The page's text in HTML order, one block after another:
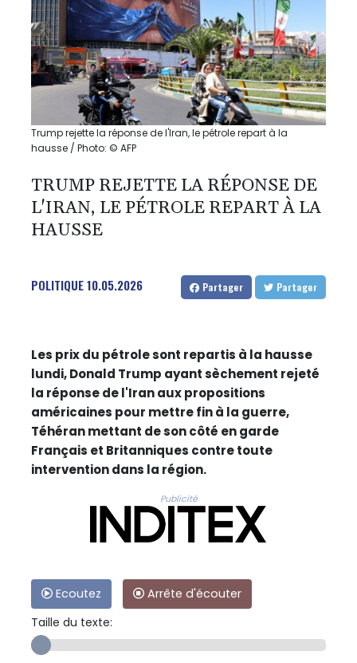
Trump rejette la réponse de l'Iran, le pétrole repart à la
hausse / Photo: © AFP
TRUMP REJETTE LA RÉPONSE DE
L'IRAN, LE PÉTROLE REPART À LA
HAUSSE
POLITIQUE10.05.2026 Partager Partager
Les prix du pétrole sont repartis à la hausse
lundi, Donald Trump ayant sèchement rejeté
la réponse de l'Iran aux propositions
américaines pour mettre fin à la guerre,
Téhéran mettant de son côté en garde
Français et Britanniques contre toute
intervention dans la région.
Publicité
Ecoutez
Arrête d'écouter
Taille du texte: